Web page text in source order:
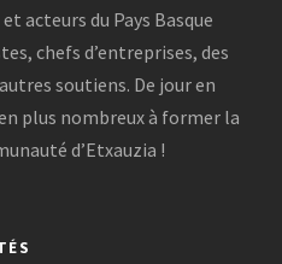
acteurs du Pays Basque
chefs d’entreprises, des
soutiens. De jour en
plus nombreux à former la
d’Etxauzia !